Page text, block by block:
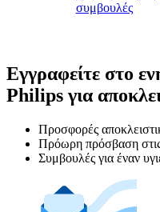
συμβουλές
Εγγραφείτε στο
Philips για
Προσφορές
Πρόωρη πρόσβαση
Συμβουλές για έναν